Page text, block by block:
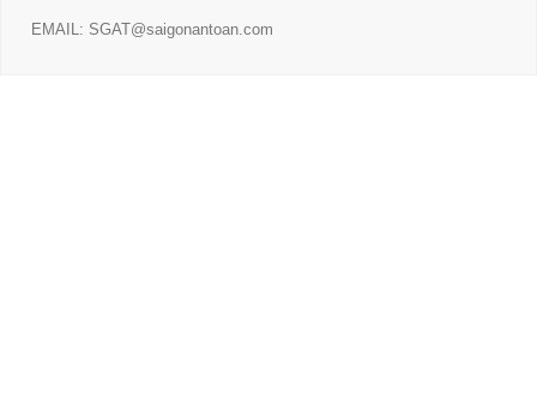
EMAIL: SGAT@saigonantoan.com